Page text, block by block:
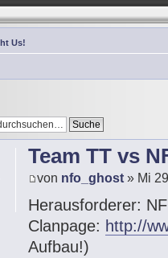
Us!
Team TT vs
von nfo_ghost » Mi
Herausforderer:
Clanpage: http://
Aufbau!)